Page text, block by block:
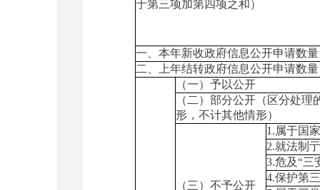
于第三项加第四项之和）
一、本年新收政府信息公开申请数量
二、上年结转政府信息公开申请数量
（一）予以公开
（二）部分公开（区分处理
形，不计其他情形）
（三）不予公开
1.属于国
2.就法制
3.危及“三
4.保护第